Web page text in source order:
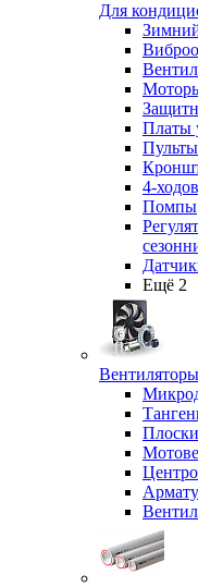
Для
Платы
4-
Помпы
Ещё 2